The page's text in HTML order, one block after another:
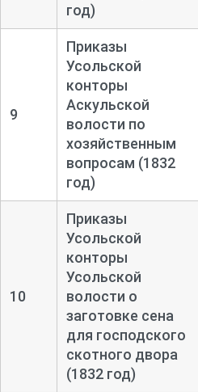
год)
9
Приказы
Усольской
конторы
Аскульской
волости по
хозяйственным
вопросам (1832
год)
10
Приказы
Усольской
конторы
Усольской
волости о
заготовке сена
для господского
скотного двора
(1832 год)